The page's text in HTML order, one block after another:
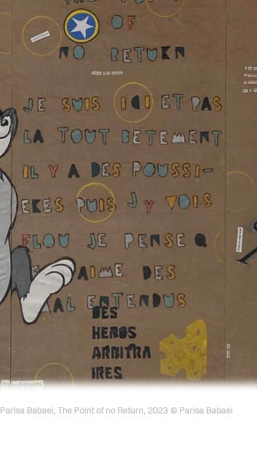
Parisa Babaei, The Point of no Return, 2023 © Parisa Babaei